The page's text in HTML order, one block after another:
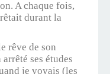
A chaque fois,
durant la
rêve de son
ses études
je voyais (les